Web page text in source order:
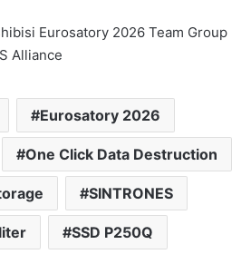
Eurosatory 2026 Team Group
Alliance
Eurosatory 2026
One Click Data Destruction
SINTRONES
SSD P250Q